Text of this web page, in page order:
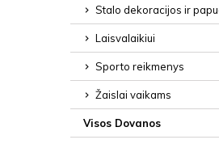
Stalo dekoracijos ir
Laisvalaikiui
Sporto reikmenys
Žaislai vaikams
Visos Dovanos